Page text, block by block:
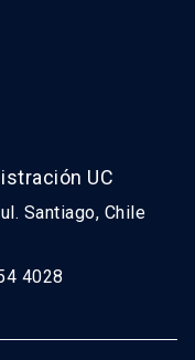
UC
Santiago, Chile
4028